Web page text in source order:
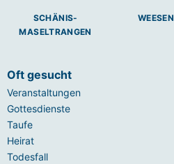
SCHÄNIS-
MASELTRANGEN
WEESEN
Oft gesucht
Veranstaltungen
Gottesdienste
Taufe
Heirat
Todesfall